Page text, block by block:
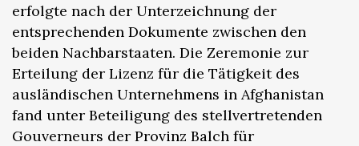
erfolgte nach der Unterzeichnung der
entsprechenden Dokumente zwischen den
beiden Nachbarstaaten. Die Zeremonie zur
Erteilung der Lizenz für die Tätigkeit des
ausländischen Unternehmens in Afghanistan
fand unter Beteiligung des stellvertretenden
Gouverneurs der Provinz Balch für